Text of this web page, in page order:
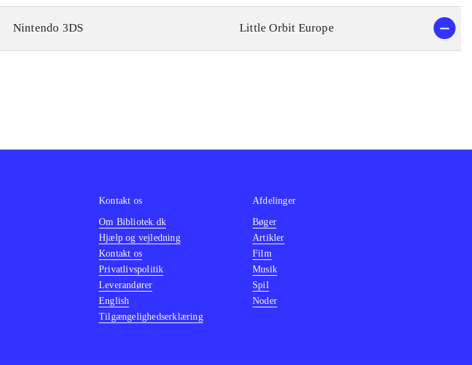
Nintendo 3DS Little Orbit Europe
Kontakt os
Om Bibliotek.dk
Hjælp og vejledning
Kontakt os
Privatlivspolitik
Leverandører
English
Tilgængelighedserklæring
Afdelinger
Bøger
Artikler
Film
Musik
Spil
Noder